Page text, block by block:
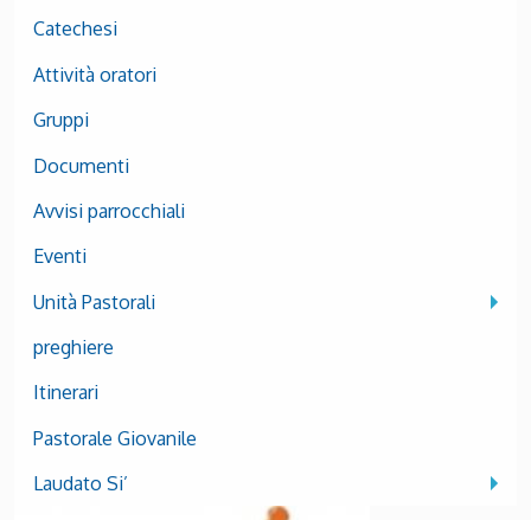
Catechesi
Attività oratori
Gruppi
Documenti
Avvisi parrocchiali
Eventi
Unità Pastorali
preghiere
Itinerari
Pastorale Giovanile
Laudato Si’